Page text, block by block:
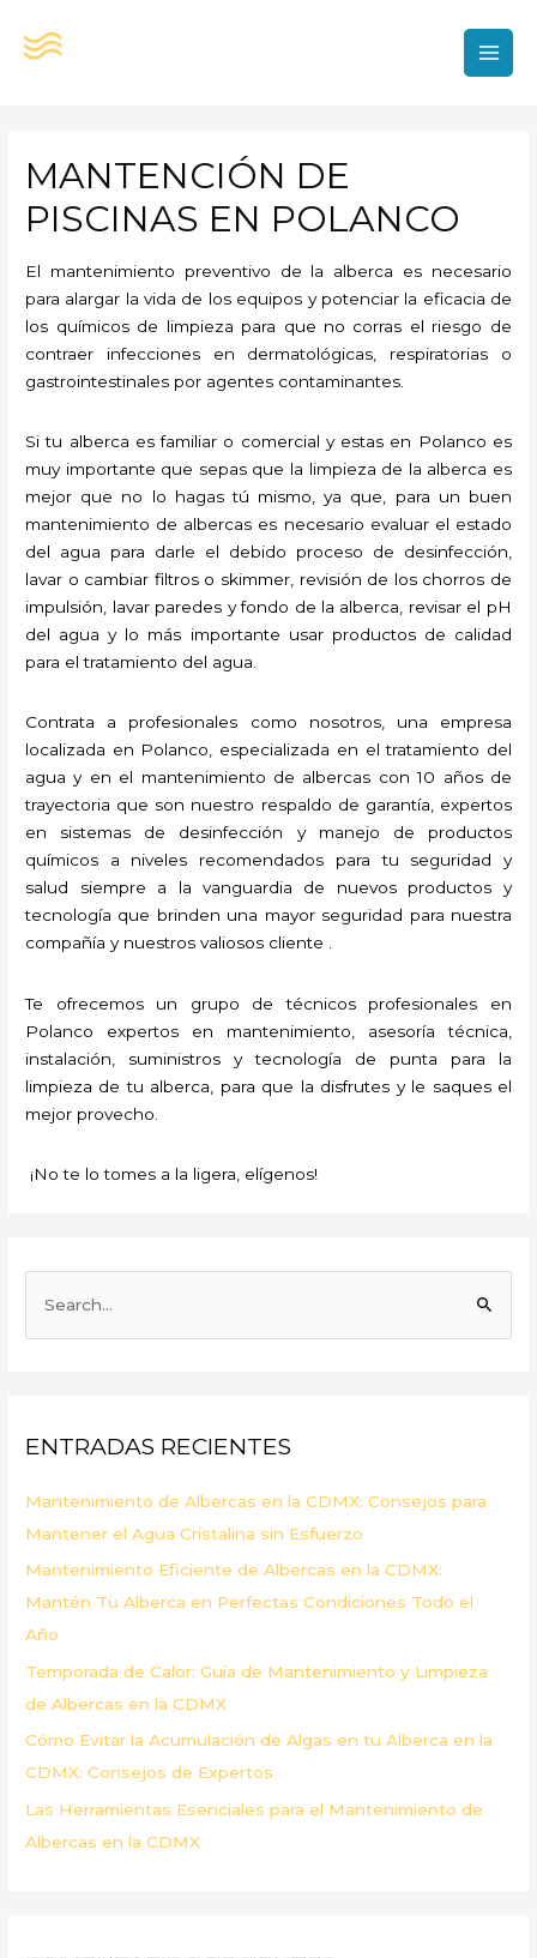
MANTENCIÓN DE
PISCINAS EN POLANCO
El mantenimiento preventivo de la alberca es necesario
para alargar la vida de los equipos y potenciar la eficacia de
los químicos de limpieza para que no corras el riesgo de
contraer infecciones en dermatológicas, respiratorias o
gastrointestinales por agentes contaminantes.
Si tu alberca es familiar o comercial y estas en Polanco es
muy importante que sepas que la limpieza de la alberca es
mejor que no lo hagas tú mismo, ya que, para un buen
mantenimiento de albercas es necesario evaluar el estado
del agua para darle el debido proceso de desinfección,
lavar o cambiar filtros o skimmer, revisión de los chorros de
impulsión, lavar paredes y fondo de la alberca, revisar el pH
del agua y lo más importante usar productos de calidad
para el tratamiento del agua.
Contrata a profesionales como nosotros, una empresa
localizada en Polanco, especializada en el tratamiento del
agua y en el mantenimiento de albercas con 10 años de
trayectoria que son nuestro respaldo de garantía, expertos
en sistemas de desinfección y manejo de productos
químicos a niveles recomendados para tu seguridad y
salud siempre a la vanguardia de nuevos productos y
tecnología que brinden una mayor seguridad para nuestra
compañía y nuestros valiosos cliente .
Te ofrecemos un grupo de técnicos profesionales en
Polanco expertos en mantenimiento, asesoría técnica,
instalación, suministros y tecnología de punta para la
limpieza de tu alberca, para que la disfrutes y le saques el
mejor provecho.
¡No te lo tomes a la ligera, elígenos!
r
o
r
:
ENTRADAS RECIENTES
Mantenimiento de Albercas en la CDMX: Consejos para
Mantener el Agua Cristalina sin Esfuerzo
Mantenimiento Eficiente de Albercas en la CDMX:
Mantén Tu Alberca en Perfectas Condiciones Todo el
Año
Temporada de Calor: Guía de Mantenimiento y Limpieza
de Albercas en la CDMX
Cómo Evitar la Acumulación de Algas en tu Alberca en la
CDMX: Consejos de Expertos
Las Herramientas Esenciales para el Mantenimiento de
Albercas en la CDMX